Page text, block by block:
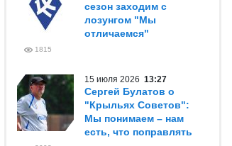
сезон заходим с
лозунгом "Мы
отличаемся"
1815
15 июля 2026 13:27
Сергей Булатов о
"Крыльях Советов":
Мы понимаем – нам
есть, что поправлять